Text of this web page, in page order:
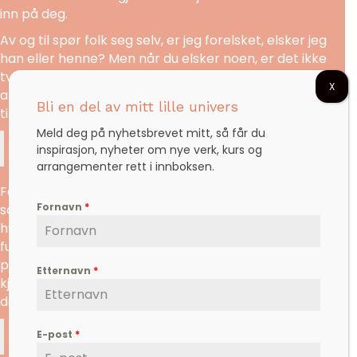
inn på deg.
Av og til spør folk seg selv, er jeg forelsket, elsker jeg
han eller henne? Men når du elsker noen, er det ikke
tvil. Da kjenner du det ordentlig i hjertet ditt. Du kjenner
at du ikke klarer å leve uten, og at du hadde vært villig
til å gå «to the end of the world» for den personen.
At du ville ha gjort Alt for den du elsker!
For kjærligheten setter ikke frø av tvil i hjertet ditt. Det
som setter frø av tvil, det er deg selv, dine behov – og
hvor høyt du elsker deg selv. Hvis du elsker deg selv
fullt og helt, har du ikke behov for å få en annen
person sin anerkjennelse. Da tar du bare i mot den
kjærligheten du får – uten å sette spørsmålstegn ved
den. For kanskje gjør svarene vondt.
Nyt kjærligheten!
Bli en del av mitt lille univers
Meld deg på nyhetsbrevet mitt, så får du
inspirasjon, nyheter om nye verk, kurs og
arrangementer rett i innboksen.
Fornavn *
Etternavn *
E-post *
X